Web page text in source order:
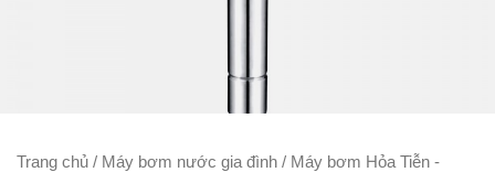
Trang chủ / Máy bơm nước gia đình / Máy bơm Hỏa Tiễn -